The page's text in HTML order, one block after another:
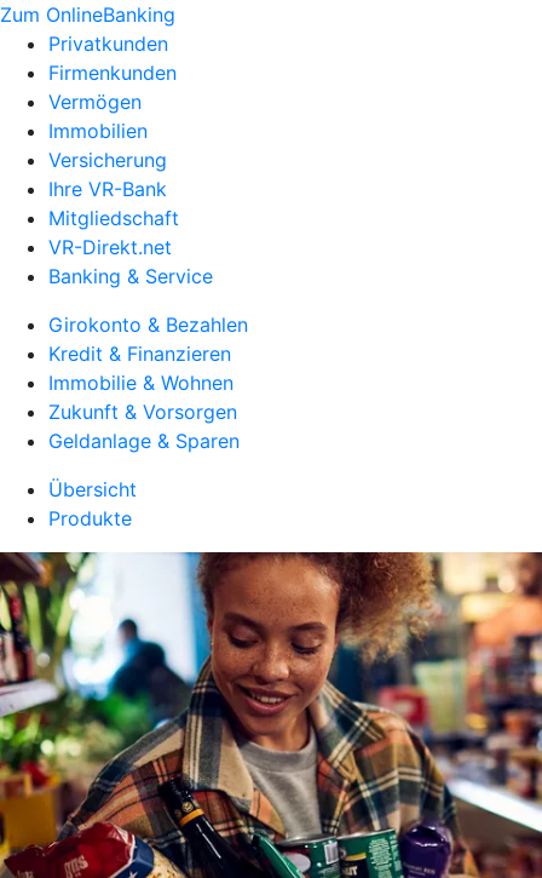
Zum OnlineBanking
Privatkunden
Firmenkunden
Vermögen
Immobilien
Versicherung
Ihre VR-Bank
Mitgliedschaft
VR-Direkt.net
Banking & Service
Girokonto & Bezahlen
Kredit & Finanzieren
Immobilie & Wohnen
Zukunft & Vorsorgen
Geldanlage & Sparen
Übersicht
Produkte